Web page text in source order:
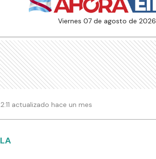
viernes 07 de agosto de 2026
actualizado hace un mes